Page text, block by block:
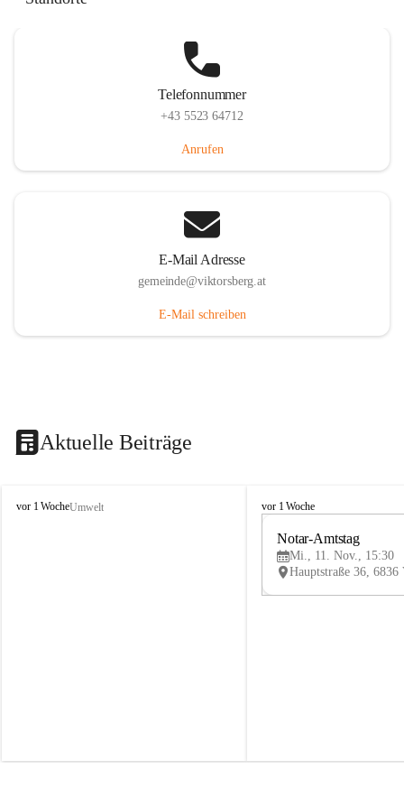
Telefonnummer
+43 5523 64712
Anrufen
E-Mail Adresse
gemeinde@viktorsberg.at
E-Mail schreiben
Aktuelle Beiträge
V
vor 1 WocheUmwelt
V
vor 1 Woche
Notar-Amtstag
Mi., 11. Nov., 15:30